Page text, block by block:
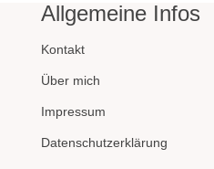
Allgemeine Infos
Kontakt
Über mich
Impressum
Datenschutzerklärung